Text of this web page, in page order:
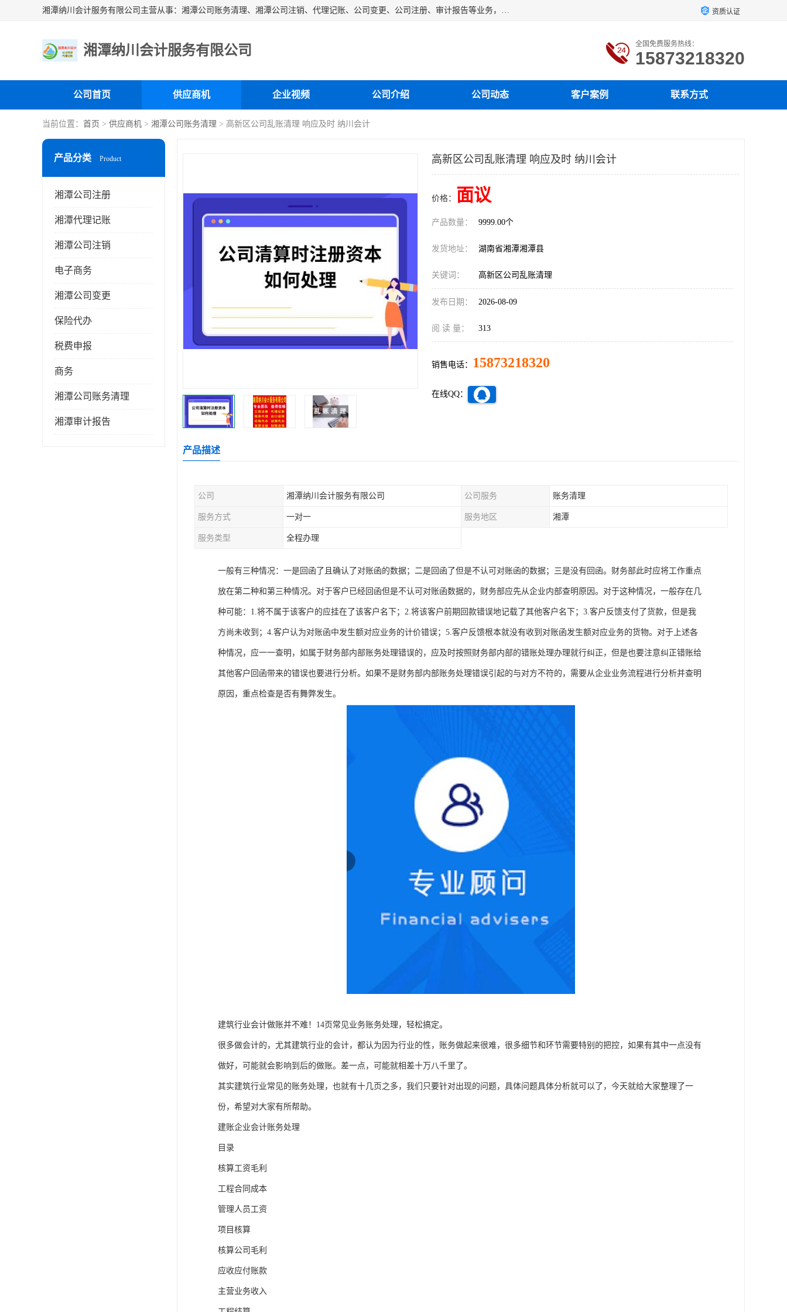
湘潭纳川会计服务有限公司主营从事：湘潭公司账务清理、湘潭公司注销、代理记账、公司变更、公司注册、审计报告等业务，公司设立有专门的代理注册部门，现有工商代办专员，部门经理从事工商代办多年，对各地区公司注册、公司变更、进出口业务等流程以及各行业公司注册、变更所需注意的细节都非常熟悉。 资质认证
湘潭纳川会计服务有限公司 全国免费服务热线：
15873218320
公司首页 供应商机 企业视频 公司介绍 公司动态 客户案例 联系方式
当前位置： 首页 > 供应商机 > 湘潭公司账务清理 > 高新区公司乱账清理 响应及时 纳川会计
产品分类 Product
湘潭公司注册
湘潭代理记账
湘潭公司注销
电子商务
湘潭公司变更
保险代办
税费申报
商务
湘潭公司账务清理
湘潭审计报告
高新区公司乱账清理 响应及时 纳川会计
价格： 面议
产品数量： 9999.00个
发货地址： 湖南省湘潭湘潭县
关键词： 高新区公司乱账清理
发布日期： 2026-08-09
阅 读 量： 313
销售电话： 15873218320
在线QQ：
产品描述
公司 湘潭纳川会计服务有限公司 公司服务 账务清理
服务方式 一对一 服务地区 湘潭
服务类型 全程办理
一般有三种情况：一是回函了且确认了对账函的数据；二是回函了但是不认可对账函的数据；三是没有回函。财务部此时应将工作重点
放在第二种和第三种情况。对于客户已经回函但是不认可对账函数据的，财务部应先从企业内部查明原因。对于这种情况，一般存在几
种可能：1.将不属于该客户的应挂在了该客户名下；2.将该客户前期回款错误地记载了其他客户名下；3.客户反馈支付了货款，但是我
方尚未收到；4.客户认为对账函中发生额对应业务的计价错误；5.客户反馈根本就没有收到对账函发生额对应业务的货物。对于上述各
种情况，应一一查明，如属于财务部内部账务处理错误的，应及时按照财务部内部的错账处理办理就行纠正，但是也要注意纠正错账给
其他客户回函带来的错误也要进行分析。如果不是财务部内部账务处理错误引起的与对方不符的，需要从企业业务流程进行分析并查明
原因，重点检查是否有舞弊发生。
建筑行业会计做账并不难！14页常见业务账务处理，轻松搞定。
很多做会计的，尤其建筑行业的会计，都认为因为行业的性，账务做起来很难，很多细节和环节需要特别的把控，如果有其中一点没有
做好，可能就会影响到后的做账。差一点，可能就相差十万八千里了。
其实建筑行业常见的账务处理，也就有十几页之多，我们只要针对出现的问题，具体问题具体分析就可以了，今天就给大家整理了一
份，希望对大家有所帮助。
建账企业会计账务处理
目录
核算工资毛利
工程合同成本
管理人员工资
项目核算
核算公司毛利
应收应付账款
主营业务收入